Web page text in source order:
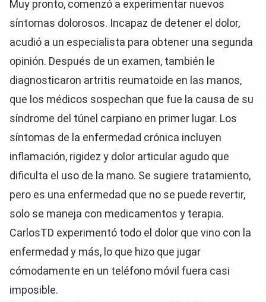
Muy pronto, comenzó a experimentar nuevos
síntomas dolorosos. Incapaz de detener el dolor,
acudió a un especialista para obtener una segunda
opinión. Después de un examen, también le
diagnosticaron artritis reumatoide en las manos,
que los médicos sospechan que fue la causa de su
síndrome del túnel carpiano en primer lugar. Los
síntomas de la enfermedad crónica incluyen
inflamación, rigidez y dolor articular agudo que
dificulta el uso de la mano. Se sugiere tratamiento,
pero es una enfermedad que no se puede revertir,
solo se maneja con medicamentos y terapia.
CarlosTD experimentó todo el dolor que vino con la
enfermedad y más, lo que hizo que jugar
cómodamente en un teléfono móvil fuera casi
imposible.